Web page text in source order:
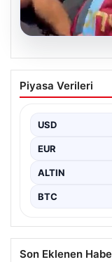
05.08.2026
Mohamed
Başarı
önemli bir dönüm
hücum…
Piyasa Verileri
USD
EUR
ALTIN
BTC
Son Eklenen